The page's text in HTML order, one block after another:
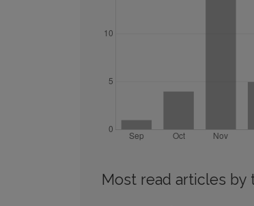
Most read articles by